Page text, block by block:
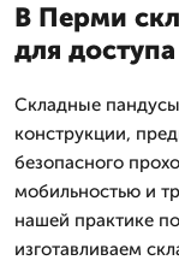
В Перми
для
Складные
конструкции,
безопасного
мобильностью и
нашей практике
изготавливаем